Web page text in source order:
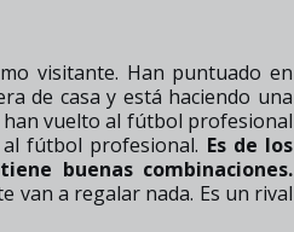
visitante. Han puntuado en
de casa y está haciendo una
han vuelto al fútbol profesional
fútbol profesional. Es de los
buenas combinaciones.
van a regalar nada. Es un rival